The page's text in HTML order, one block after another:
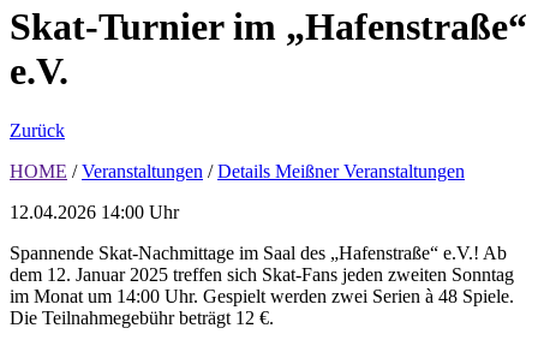
Skat-Turnier im „Hafenstraße“
e.V.
Zurück
HOME / Veranstaltungen / Details Meißner Veranstaltungen
12.04.2026 14:00 Uhr
Spannende Skat-Nachmittage im Saal des „Hafenstraße“ e.V.! Ab
dem 12. Januar 2025 treffen sich Skat-Fans jeden zweiten Sonntag
im Monat um 14:00 Uhr. Gespielt werden zwei Serien à 48 Spiele.
Die Teilnahmegebühr beträgt 12 €.